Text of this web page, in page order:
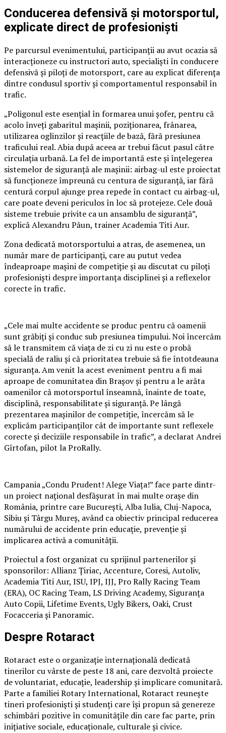
Conducerea defensivă și motorsportul,
explicate direct de profesioniști
Pe parcursul evenimentului, participanții au avut ocazia să
interacționeze cu instructori auto, specialiști în conducere
defensivă și piloți de motorsport, care au explicat diferența
dintre condusul sportiv și comportamentul responsabil în
trafic.
„Poligonul este esențial în formarea unui șofer, pentru că
acolo înveți gabaritul mașinii, poziționarea, frânarea,
utilizarea oglinzilor și reacțiile de bază, fără presiunea
traficului real. Abia după aceea ar trebui făcut pasul către
circulația urbană. La fel de importantă este și înțelegerea
sistemelor de siguranță ale mașinii: airbag-ul este proiectat
să funcționeze împreună cu centura de siguranță, iar fără
centură corpul ajunge prea repede în contact cu airbag-ul,
care poate deveni periculos în loc să protejeze. Cele două
sisteme trebuie privite ca un ansamblu de siguranță”,
explică Alexandru Păun, trainer Academia Titi Aur.
Zona dedicată motorsportului a atras, de asemenea, un
număr mare de participanți, care au putut vedea
îndeaproape mașini de competiție și au discutat cu piloți
profesioniști despre importanța disciplinei și a reflexelor
corecte în trafic.
„Cele mai multe accidente se produc pentru că oamenii
sunt grăbiți și conduc sub presiunea timpului. Noi încercăm
să le transmitem că viața de zi cu zi nu este o probă
specială de raliu și că prioritatea trebuie să fie întotdeauna
siguranța. Am venit la acest eveniment pentru a fi mai
aproape de comunitatea din Brașov și pentru a le arăta
oamenilor că motorsportul înseamnă, înainte de toate,
disciplină, responsabilitate și siguranță. Pe lângă
prezentarea mașinilor de competiție, încercăm să le
explicăm participanților cât de importante sunt reflexele
corecte și deciziile responsabile în trafic”, a declarat Andrei
Gîrtofan, pilot la ProRally.
Campania „Condu Prudent! Alege Viața!” face parte dintr-
un proiect național desfășurat în mai multe orașe din
România, printre care București, Alba Iulia, Cluj-Napoca,
Sibiu și Târgu Mureș, având ca obiectiv principal reducerea
numărului de accidente prin educație, prevenție și
implicarea activă a comunității.
Proiectul a fost organizat cu sprijinul partenerilor și
sponsorilor: Allianz Țiriac, Accenture, Coresi, Autoliv,
Academia Titi Aur, ISU, IPJ, IJJ, Pro Rally Racing Team
(ERA), OC Racing Team, LS Driving Academy, Siguranța
Auto Copii, Lifetime Events, Ugly Bikers, Oaki, Crust
Focacceria și Panoramic.
Despre Rotaract
Rotaract este o organizație internațională dedicată
tinerilor cu vârste de peste 18 ani, care dezvoltă proiecte
de voluntariat, educație, leadership și implicare comunitară.
Parte a familiei Rotary International, Rotaract reunește
tineri profesioniști și studenți care își propun să genereze
schimbări pozitive în comunitățile din care fac parte, prin
inițiative sociale, educaționale, culturale și civice.